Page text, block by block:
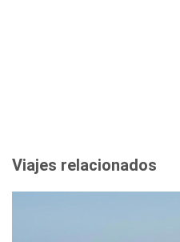
Viajes relacionados